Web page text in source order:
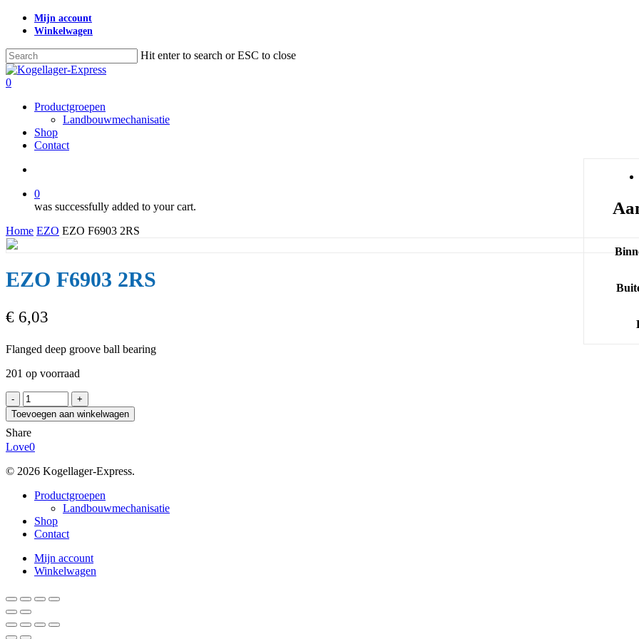
Skip
content
Mijn account
Winkelwagen
Hit enter to search or ESC to close
Close
Search
search
0
Productgroepen
Landbouwmechanisatie
Shop
Contact
0
was successfully added to your cart.
Home EZO EZO F6903 2RS
EZO F6903 2RS
€ 6,03
Flanged deep groove ball bearing
201 op voorraad
EZO
F6903
2RS
aantal
Toevoegen aan winkelwagen
Share
Love0
© 2026 Kogellager-Express.
Close
Productgroepen
Landbouwmechanisatie
Shop
Contact
Mijn account
Winkelwagen